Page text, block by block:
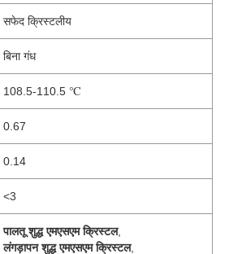
सफेद क्रिस्टलीय
बिना गंध
108.5-110.5 ℃
0.67
0.14
<3
पालतू शुद्ध एमएसएम क्रिस्टल,
लंगड़ापन शुद्ध एमएसएम क्रिस्टल,